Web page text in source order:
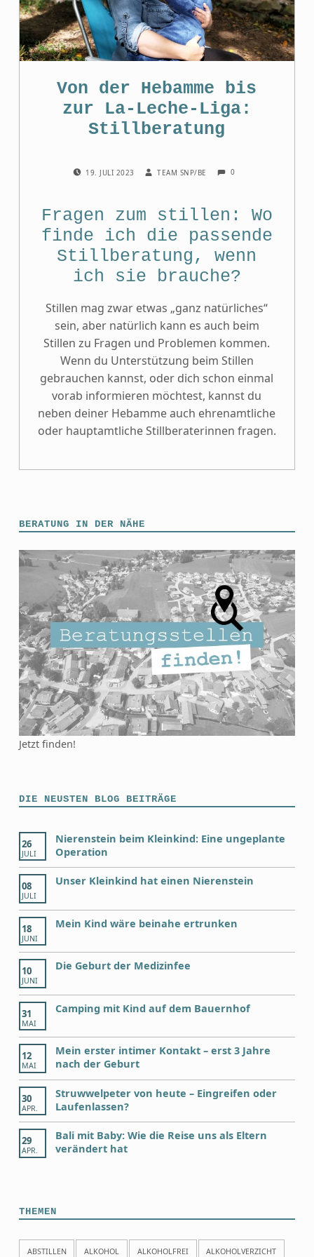
Von der Hebamme bis
zur La-Leche-Liga:
Still­beratung
19. JULI 2023 TEAM SNP/BE 0
Fragen zum stillen: Wo
finde ich die passende
Stillberatung, wenn
ich sie brauche?
Stillen mag zwar etwas „ganz natürliches“
sein, aber natürlich kann es auch beim
Stillen zu Fragen und Problemen kommen.
Wenn du Unterstützung beim Stillen
gebrauchen kannst, oder dich schon einmal
vorab informieren möchtest, kannst du
neben deiner Hebamme auch ehrenamtliche
oder hauptamtliche Stillberaterinnen fragen.
BERATUNG IN DER NÄHE
Jetzt finden!
DIE NEUSTEN BLOG BEITRÄGE
26
JULI
Nierenstein beim Kleinkind: Eine ungeplante
Operation
08
JULI
Unser Kleinkind hat einen Nierenstein
18
JUNI
Mein Kind wäre beinahe ertrunken
10
JUNI
Die Geburt der Medizinfee
31
MAI
Camping mit Kind auf dem Bauernhof
12
MAI
Mein erster intimer Kontakt – erst 3 Jahre
nach der Geburt
30
APR.
Struwwelpeter von heute – Eingreifen oder
Laufenlassen?
29
APR.
Bali mit Baby: Wie die Reise uns als Eltern
verändert hat
THEMEN
ABSTILLEN ALKOHOL ALKOHOLFREI ALKOHOLVERZICHT